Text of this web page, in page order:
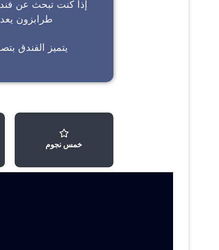
إذا كنت تبحث عن
طرابزون
يتميز الفندق
خمس نجوم